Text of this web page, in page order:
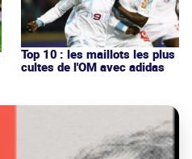
Top 10 : les maillots les plus
cultes de l'OM avec adidas